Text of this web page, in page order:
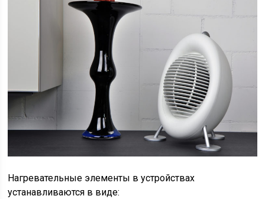
Нагревательные элементы в устройствах
устанавливаются в виде: